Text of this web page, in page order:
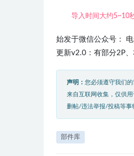
导入时间大约5~10
始发于微信公众号：
更新v2.0：有部分2P
声明： 您必须遵守我们
来自互联网收集，仅供
删帖/违法举报/投稿等事
部件库